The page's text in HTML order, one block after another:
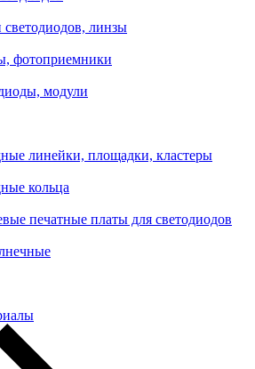
светодиодов, линзы
фотоприемники
модули
линейки, площадки, кластеры
кольца
печатные платы для светодиодов